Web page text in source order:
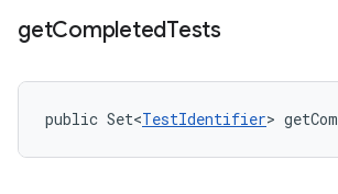
getCompletedTests
public Set<TestIdentifier>